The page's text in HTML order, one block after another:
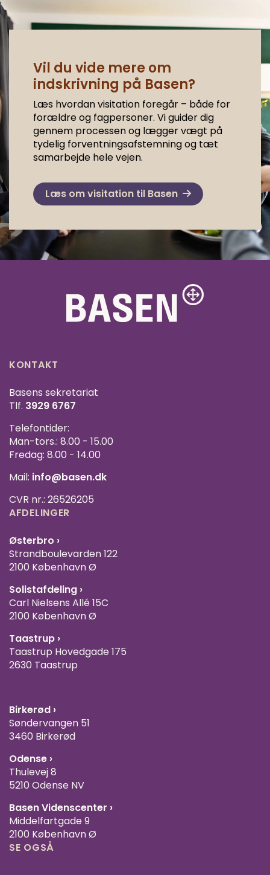
Vil du vide mere om
indskrivning på Basen?
Læs hvordan visitation foregår – både for
forældre og fagpersoner. Vi guider dig
gennem processen og lægger vægt på
tydelig forventningsafstemning og tæt
samarbejde hele vejen.
Læs om visitation til Basen
KONTAKT
Basens sekretariat
Tlf. 3929 6767
Telefontider:
Man-tors.: 8.00 - 15.00
Fredag: 8.00 - 14.00
Mail: info@basen.dk
CVR nr.: 26526205
AFDELINGER
Østerbro ›
Strandboulevarden 122
2100 København Ø
Solistafdeling ›
Carl Nielsens Allé 15C
2100 København Ø
Taastrup ›
Taastrup Hovedgade 175
2630 Taastrup
Birkerød ›
Søndervangen 51
3460 Birkerød
Odense ›
Thulevej 8
5210 Odense NV
Basen Videnscenter ›
Middelfartgade 9
2100 København Ø
SE OGSÅ